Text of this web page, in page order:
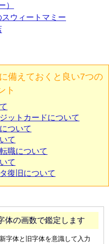
）
ウィートマミー
備えておくと良い7つの
ト
ットカードについて
ついて
て
職について
て
復旧について
体の画数で鑑定します
字体と旧字体を意識して入力